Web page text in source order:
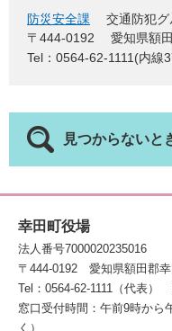
防災安全課
交通防犯
〒444-0192
愛知県額
Tel：0564-62-1111(内線
見つからないと
幸田町役場
法人番号7000020235016
〒444-0192
愛知県額田郡
Tel：0564-62-1111（代表）
窓口受付時間：午前9時から
く）